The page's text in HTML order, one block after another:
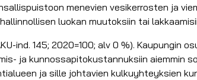
menevien vesikerrosten ja
luokan muutoksiin tai
ind. 145; 2020=100; alv 0 %).
ja kunnossapitokustannuksiin
ja sille johtavien kulkuyhteyksien